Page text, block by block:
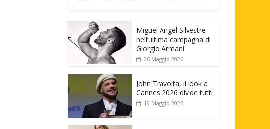
Miguel Angel Silvestre
nell’ultima campagna di
Giorgio Armani
26 Maggio 2026
John Travolta, il look a
Cannes 2026 divide tutti
19 Maggio 2026